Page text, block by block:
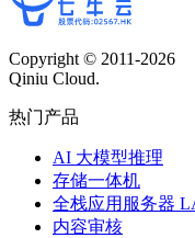
Copyright © 2011-2026
Qiniu Cloud.
热门产品
AI 大模型推理
存储一体机
全栈应用服务器
内容审核